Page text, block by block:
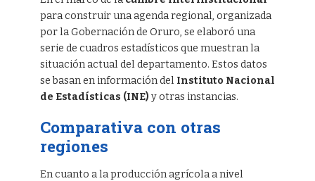
para construir una agenda regional, organizada
por la Gobernación de Oruro, se elaboró una
serie de cuadros estadísticos que muestran la
situación actual del departamento. Estos datos
se basan en información del Instituto Nacional
de Estadísticas (INE) y otras instancias.
Comparativa con otras
regiones
En cuanto a la producción agrícola a nivel